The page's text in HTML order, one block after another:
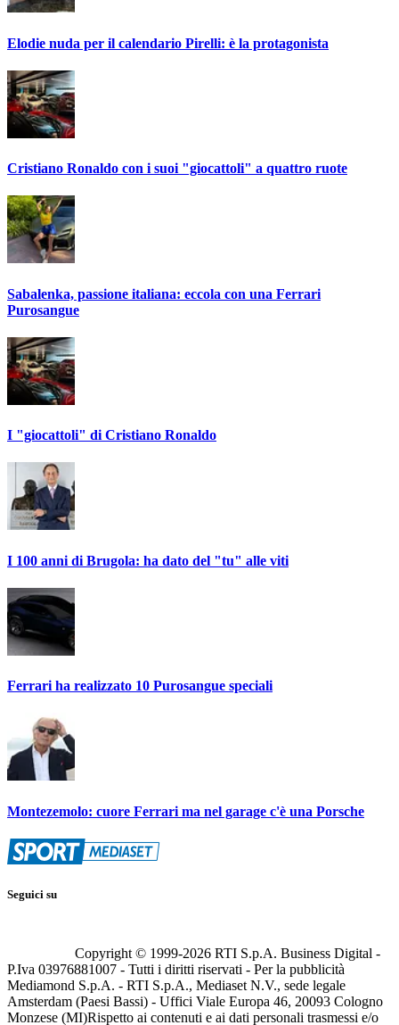
Elodie nuda per il calendario Pirelli: è la protagonista
Cristiano Ronaldo con i suoi "giocattoli" a quattro ruote
Sabalenka, passione italiana: eccola con una Ferrari
Purosangue
I "giocattoli" di Cristiano Ronaldo
I 100 anni di Brugola: ha dato del "tu" alle viti
Ferrari ha realizzato 10 Purosangue speciali
Montezemolo: cuore Ferrari ma nel garage c'è una Porsche
Seguici su
Copyright © 1999-2026 RTI S.p.A. Business Digital -
P.Iva 03976881007 - Tutti i diritti riservati - Per la pubblicità
Mediamond S.p.A. - RTI S.p.A., Mediaset N.V., sede legale
Amsterdam (Paesi Bassi) - Uffici Viale Europa 46, 20093 Cologno
Monzese (MI)Rispetto ai contenuti e ai dati personali trasmessi e/o